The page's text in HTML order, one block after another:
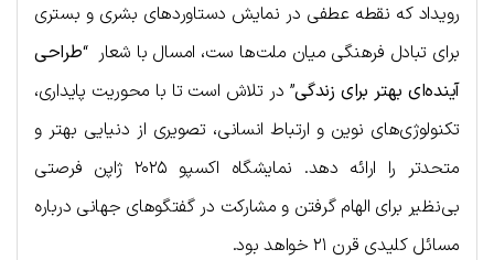
رویداد که نقطه عطفی در نمایش دستاوردهای بشری و بستری
برای تبادل فرهنگی میان ملت‌ها ست، امسال با شعار “طراحی
آینده‌ای بهتر برای زندگی” در تلاش است تا با محوریت پایداری،
تکنولوژی‌های نوین و ارتباط انسانی، تصویری از دنیایی بهتر و
متحدتر را ارائه دهد. نمایشگاه اکسپو ۲۰۲۵ ژاپن فرصتی
بی‌نظیر برای الهام گرفتن و مشارکت در گفتگوهای جهانی درباره
مسائل کلیدی قرن ۲۱ خواهد بود.